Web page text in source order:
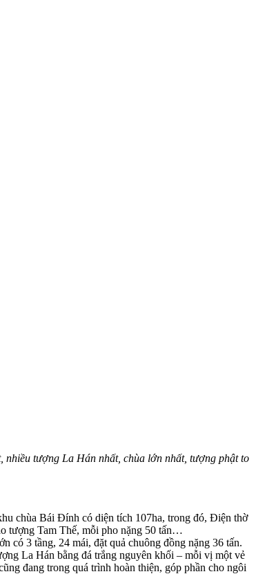
tượng La Hán nhất, chùa lớn nhất, tượng phật to
chùa Bái Đính có diện tích 107ha, trong đó, Điện thờ
tượng Tam Thế, mỗi pho nặng 50 tấn…
có 3 tầng, 24 mái, đặt quả chuông đồng nặng 36 tấn.
La Hán bằng đá trắng nguyên khối – mỗi vị một vẻ
đang trong quá trình hoàn thiện, góp phần cho ngôi